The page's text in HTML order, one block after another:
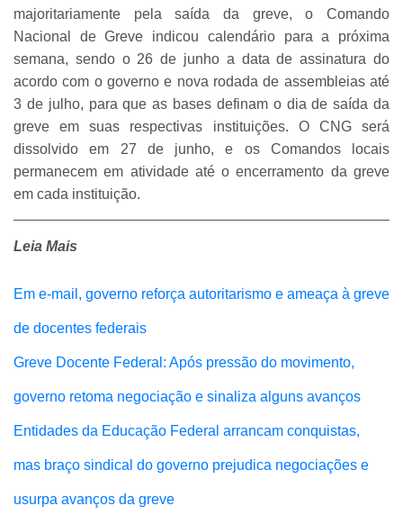
majoritariamente pela saída da greve, o Comando
Nacional de Greve indicou calendário para a próxima
semana, sendo o 26 de junho a data de assinatura do
acordo com o governo e nova rodada de assembleias até
3 de julho, para que as bases definam o dia de saída da
greve em suas respectivas instituições. O CNG será
dissolvido em 27 de junho, e os Comandos locais
permanecem em atividade até o encerramento da greve
em cada instituição.
Leia Mais
Em e-mail, governo reforça autoritarismo e ameaça à greve
de docentes federais
Greve Docente Federal: Após pressão do movimento,
governo retoma negociação e sinaliza alguns avanços
Entidades da Educação Federal arrancam conquistas,
mas braço sindical do governo prejudica negociações e
usurpa avanços da greve